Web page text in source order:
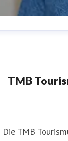
TMB
​Die TMB